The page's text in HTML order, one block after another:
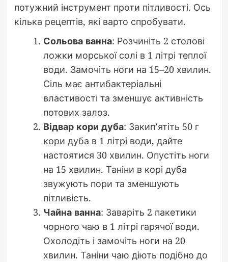
потужний інструмент проти пітливості. Ось
кілька рецептів, які варто спробувати.
Сольова ванна: Розчиніть 2 столові
ложки морської солі в 1 літрі теплої
води. Замочіть ноги на 15–20 хвилин.
Сіль має антибактеріальні
властивості та зменшує активність
потових залоз.
Відвар кори дуба: Закип’ятіть 50 г
кори дуба в 1 літрі води, дайте
настоятися 30 хвилин. Опустіть ноги
на 15 хвилин. Таніни в корі дуба
звужують пори та зменшують
пітливість.
Чайна ванна: Заваріть 2 пакетики
чорного чаю в 1 літрі гарячої води.
Охолодіть і замочіть ноги на 20
хвилин. Таніни чаю діють подібно до